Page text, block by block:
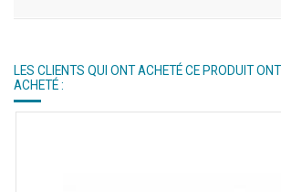
LES CLIENTS QUI ONT ACHETÉ CE PRODUIT
ACHETÉ :